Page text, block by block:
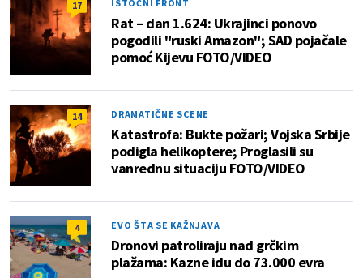
17 ISTOČNI FRONT
Rat – dan 1.624: Ukrajinci ponovo
pogodili "ruski Amazon"; SAD pojačale
pomoć Kijevu FOTO/VIDEO
14 DRAMATIČNE SCENE
Katastrofa: Bukte požari; Vojska Srbije
podigla helikoptere; Proglasili su
vanrednu situaciju FOTO/VIDEO
4 EVO ŠTA SE KAŽNJAVA
Dronovi patroliraju nad grčkim
plažama: Kazne idu do 73.000 evra